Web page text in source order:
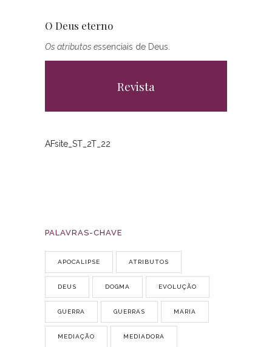
O Deus eterno
Os atributos essenciais de Deus.
Revista
AFsite_ST_2T_22
PALAVRAS-CHAVE
APOCALIPSE ATRIBUTOS
DEUS DOGMA EVOLUÇÃO
GUERRA GUERRAS MARIA
MEDIAÇÃO MEDIADORA